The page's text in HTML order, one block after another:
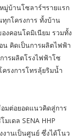
มู่บ้านโซลาร์ฯรายแรก
กโครงการ ทั้งบ้าน
งคอนโดมิเนียม รวมทั้ง
น คิดเป็นการผลิตไฟฟ้า
ารผลิตโรงไฟฟ้าโซ
ครงการโทรลุ้ยริมน้ำ
มต่อยอดแนวคิดสู่การ
เดล SENA HHP
งานเป็นศูนย์ ซึ่งได้โนว